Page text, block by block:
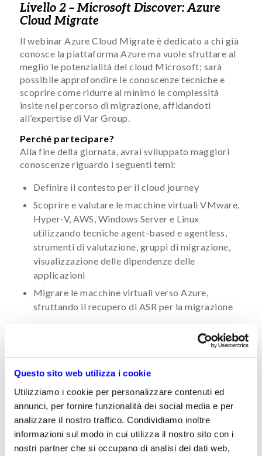
Questo sito web utilizza i cookie
Utilizziamo i cookie per personalizzare contenuti ed
annunci, per fornire funzionalità dei social media e per
analizzare il nostro traffico. Condividiamo inoltre
informazioni sul modo in cui utilizza il nostro sito con i
nostri partner che si occupano di analisi dei dati web,
Livello 2 – Microsoft Discover: Azure
Cloud Migrate
Il webinar Azure Cloud Migrate è dedicato a chi già
conosce la piattaforma Azure ma vuole sfruttare al
meglio le potenzialità del cloud Microsoft; sarà
possibile approfondire le conoscenze tecniche e
scoprire come ridurre al minimo le complessità
insite nel percorso di migrazione, affidandoti
all’expertise di Var Group.
Perché partecipare?
Alla fine della giornata, avrai sviluppato maggiori
conoscenze riguardo i seguenti temi:
Definire il contesto per il cloud journey
Scoprire e valutare le macchine virtuali VMware,
Hyper-V, AWS, Windows Server e Linux
utilizzando tecniche agent-based e agentless,
strumenti di valutazione, gruppi di migrazione,
visualizzazione delle dipendenze delle
applicazioni
Migrare le macchine virtuali verso Azure,
sfruttando il recupero di ASR per la migrazione
Backup SQL su Azure
Azure File Sync
Scegli una data e iscriviti
21 maggio, 15/17.30 - Azure Cloud Migrate